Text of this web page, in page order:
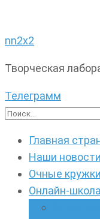
nn2x2
Творческая
Телеграмм
Найти:
Главная
Наши новости
Очные кружки
Онлайн-